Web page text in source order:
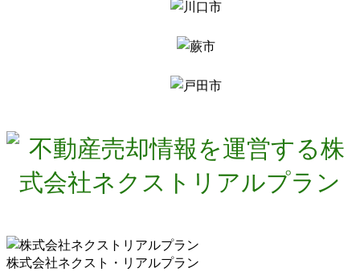
株式会社ネクスト・リアルプラン